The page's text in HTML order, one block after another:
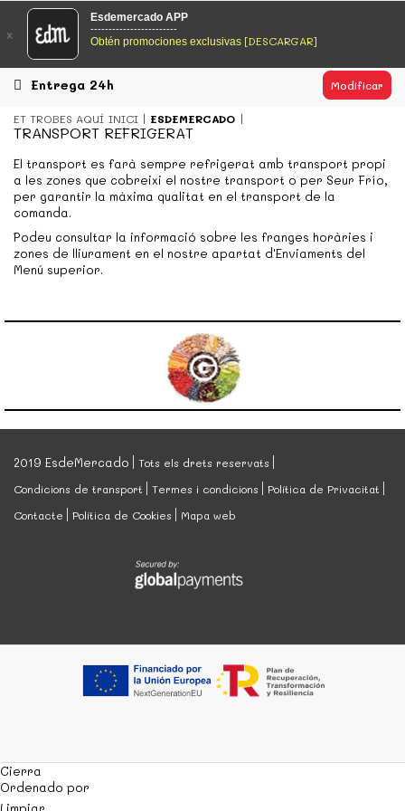
EsDeMercado.com
EsDeMercado.com te lleva a casa los mejores productos de
los mejores mercados de Barcelona y de productores
locales.
EsDeMercado.com te lleva a casa los mejores productos de
los mejores mercados de Barcelona y de productores
locales.
READ MORE
x
Esdemercado APP
------------------------
Obtén promociones exclusivas [DESCARGAR]
Entrega 24h Modificar
ET TROBES AQUÍ INICI ESDEMERCADO
TRANSPORT REFRIGERAT
El transport es farà sempre refrigerat amb transport propi
a les zones que cobreixi el nostre transport o per Seur Frío,
per garantir la màxima qualitat en el transport de la
comanda.
Podeu consultar la informació sobre les franges horàries i
zones de lliurament en el nostre apartat d'Enviaments del
Menú superior.
2019 EsdeMercado
Tots els drets reservats
Condicions de transport
Termes i condicions
Política de Privacitat
Contacte
Política de Cookies Mapa web
Cierra
Ordenado por
Limpiar